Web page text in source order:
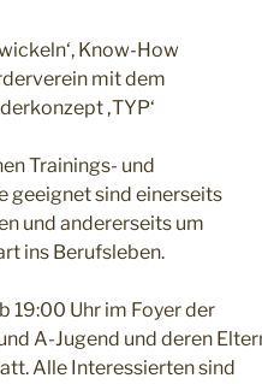
Know-How
mit dem
‚TYP‘
Trainings- und
geeignet sind einerseits
und andererseits um
ins Berufsleben.
19:00 Uhr im Foyer der
A-Jugend und deren
Alle Interessierten sind